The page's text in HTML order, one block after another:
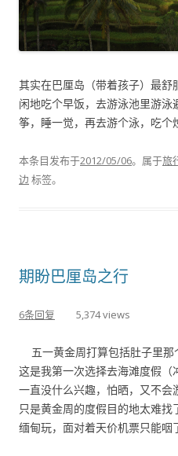
其实在巴厘岛（带着孩子）最
闲地吃个早饭，去游泳池里游泳
筝，睡一觉，再去游个泳，吃个
本条目发布于2012/05/06。属于旅
边 标签。
期盼巴厘岛之行
6条回复 5,374 views
五一黄金周打算包括肚子里那
这是我第一次选择去海滩度假
一直没什么兴趣，怕晒，又不会
只是黄金周的度假目的地太难
缅甸玩，面对着天价机票只能咽